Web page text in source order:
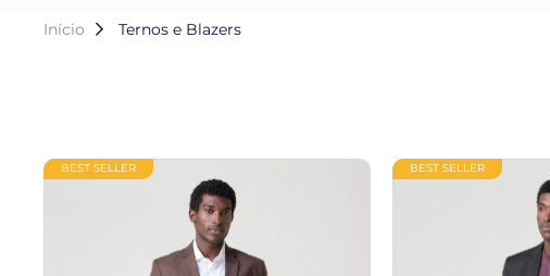
Início Ternos e Blazers
BEST SELLER BEST SELLER